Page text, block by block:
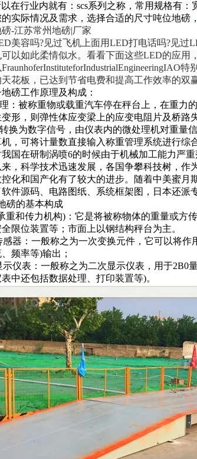
以在行业内就有：scs系列之称，常用规格有：
实际情况及需求，选择合适的尺寸吨位地磅
美容吗?见过飞机上面用LED打电话吗?见
以如此柔情似水。看看下面这些LED的应用
花板，已达到节省电费和提高工作效率的双
磅工作原理及构成：
： 被称重物或载重汽车停在秤台上，在重力的
形，则弹性体应变梁上的应变电阻片及桥路
换为数字信号，由仪表内的微处理机对重量
，可将计量数直接输入称重管理系统进行综
国在研制涡喷6的时候由于机械加工能力严
来，科学技术迅速发展，各国争攀科技树，
化和国产化有了较大的进步。随着中美蜜
件源码、电路图纸、系统框架图，日本还派
磅的基本构成
重和传力机构)： 它是将被称物体的重量或方
限位装置等；市面上以钢结构秤台为主。
器： 一般称之为一次变换元件，它可以将作
频率等)输出；
仪表： 一般称之为二次显示仪表，用于2B0
中还包括数据处理、打印装置等)。